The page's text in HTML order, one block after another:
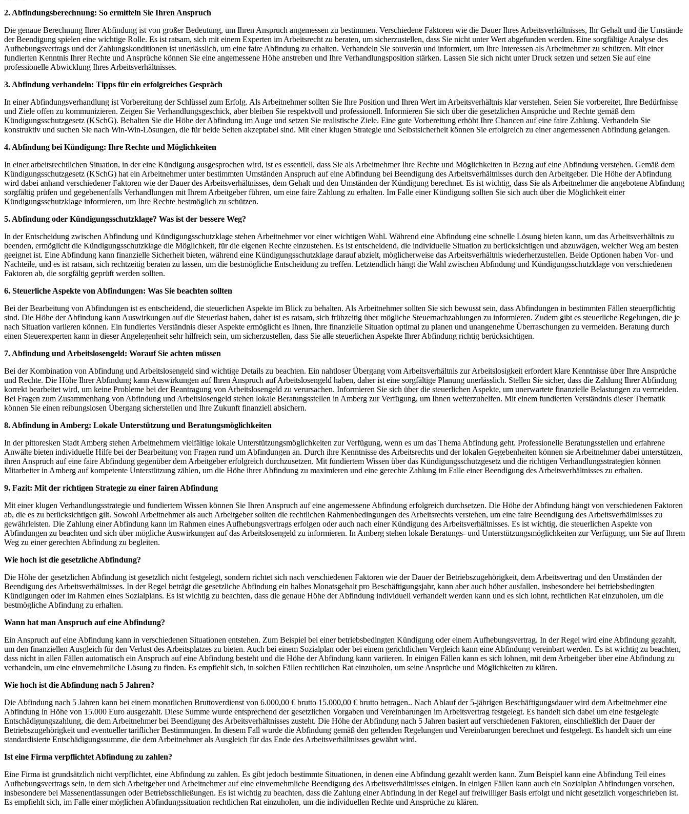
2. Abfindungsberechnung: So ermitteln Sie Ihren Anspruch
Die genaue Berechnung Ihrer Abfindung ist von großer Bedeutung, um Ihren Anspruch angemessen zu bestimmen. Verschiedene Faktoren wie die Dauer Ihres Arbeitsverhältnisses, Ihr Gehalt und die Umstände
der Beendigung spielen eine wichtige Rolle. Es ist ratsam, sich mit einem Experten im Arbeitsrecht zu beraten, um sicherzustellen, dass Sie nicht unter Wert abgefunden werden. Eine sorgfältige Analyse des
Aufhebungsvertrags und der Zahlungskonditionen ist unerlässlich, um eine faire Abfindung zu erhalten. Verhandeln Sie souverän und informiert, um Ihre Interessen als Arbeitnehmer zu schützen. Mit einer
fundierten Kenntnis Ihrer Rechte und Ansprüche können Sie eine angemessene Höhe anstreben und Ihre Verhandlungsposition stärken. Lassen Sie sich nicht unter Druck setzen und setzen Sie auf eine
professionelle Abwicklung Ihres Arbeitsverhältnisses.
3. Abfindung verhandeln: Tipps für ein erfolgreiches Gespräch
In einer Abfindungsverhandlung ist Vorbereitung der Schlüssel zum Erfolg. Als Arbeitnehmer sollten Sie Ihre Position und Ihren Wert im Arbeitsverhältnis klar verstehen. Seien Sie vorbereitet, Ihre Bedürfnisse
und Ziele offen zu kommunizieren. Zeigen Sie Verhandlungsgeschick, aber bleiben Sie respektvoll und professionell. Informieren Sie sich über die gesetzlichen Ansprüche und Rechte gemäß dem
Kündigungsschutzgesetz (KSchG). Behalten Sie die Höhe der Abfindung im Auge und setzen Sie realistische Ziele. Eine gute Vorbereitung erhöht Ihre Chancen auf eine faire Zahlung. Verhandeln Sie
konstruktiv und suchen Sie nach Win-Win-Lösungen, die für beide Seiten akzeptabel sind. Mit einer klugen Strategie und Selbstsicherheit können Sie erfolgreich zu einer angemessenen Abfindung gelangen.
4. Abfindung bei Kündigung: Ihre Rechte und Möglichkeiten
In einer arbeitsrechtlichen Situation, in der eine Kündigung ausgesprochen wird, ist es essentiell, dass Sie als Arbeitnehmer Ihre Rechte und Möglichkeiten in Bezug auf eine Abfindung verstehen. Gemäß dem
Kündigungsschutzgesetz (KSchG) hat ein Arbeitnehmer unter bestimmten Umständen Anspruch auf eine Abfindung bei Beendigung des Arbeitsverhältnisses durch den Arbeitgeber. Die Höhe der Abfindung
wird dabei anhand verschiedener Faktoren wie der Dauer des Arbeitsverhältnisses, dem Gehalt und den Umständen der Kündigung berechnet. Es ist wichtig, dass Sie als Arbeitnehmer die angebotene Abfindung
sorgfältig prüfen und gegebenenfalls Verhandlungen mit Ihrem Arbeitgeber führen, um eine faire Zahlung zu erhalten. Im Falle einer Kündigung sollten Sie sich auch über die Möglichkeit einer
Kündigungsschutzklage informieren, um Ihre Rechte bestmöglich zu schützen.
5. Abfindung oder Kündigungsschutzklage? Was ist der bessere Weg?
In der Entscheidung zwischen Abfindung und Kündigungsschutzklage stehen Arbeitnehmer vor einer wichtigen Wahl. Während eine Abfindung eine schnelle Lösung bieten kann, um das Arbeitsverhältnis zu
beenden, ermöglicht die Kündigungsschutzklage die Möglichkeit, für die eigenen Rechte einzustehen. Es ist entscheidend, die individuelle Situation zu berücksichtigen und abzuwägen, welcher Weg am besten
geeignet ist. Eine Abfindung kann finanzielle Sicherheit bieten, während eine Kündigungsschutzklage darauf abzielt, möglicherweise das Arbeitsverhältnis wiederherzustellen. Beide Optionen haben Vor- und
Nachteile, und es ist ratsam, sich rechtzeitig beraten zu lassen, um die bestmögliche Entscheidung zu treffen. Letztendlich hängt die Wahl zwischen Abfindung und Kündigungsschutzklage von verschiedenen
Faktoren ab, die sorgfältig geprüft werden sollten.
6. Steuerliche Aspekte von Abfindungen: Was Sie beachten sollten
Bei der Bearbeitung von Abfindungen ist es entscheidend, die steuerlichen Aspekte im Blick zu behalten. Als Arbeitnehmer sollten Sie sich bewusst sein, dass Abfindungen in bestimmten Fällen steuerpflichtig
sind. Die Höhe der Abfindung kann Auswirkungen auf die Steuerlast haben, daher ist es ratsam, sich frühzeitig über mögliche Steuernachzahlungen zu informieren. Zudem gibt es steuerliche Regelungen, die je
nach Situation variieren können. Ein fundiertes Verständnis dieser Aspekte ermöglicht es Ihnen, Ihre finanzielle Situation optimal zu planen und unangenehme Überraschungen zu vermeiden. Beratung durch
einen Steuerexperten kann in dieser Angelegenheit sehr hilfreich sein, um sicherzustellen, dass Sie alle steuerlichen Aspekte Ihrer Abfindung richtig berücksichtigen.
7. Abfindung und Arbeitslosengeld: Worauf Sie achten müssen
Bei der Kombination von Abfindung und Arbeitslosengeld sind wichtige Details zu beachten. Ein nahtloser Übergang vom Arbeitsverhältnis zur Arbeitslosigkeit erfordert klare Kenntnisse über Ihre Ansprüche
und Rechte. Die Höhe Ihrer Abfindung kann Auswirkungen auf Ihren Anspruch auf Arbeitslosengeld haben, daher ist eine sorgfältige Planung unerlässlich. Stellen Sie sicher, dass die Zahlung Ihrer Abfindung
korrekt bearbeitet wird, um keine Probleme bei der Beantragung von Arbeitslosengeld zu verursachen. Informieren Sie sich über die steuerlichen Aspekte, um unerwartete finanzielle Belastungen zu vermeiden.
Bei Fragen zum Zusammenhang von Abfindung und Arbeitslosengeld stehen lokale Beratungsstellen in Amberg zur Verfügung, um Ihnen weiterzuhelfen. Mit einem fundierten Verständnis dieser Thematik
können Sie einen reibungslosen Übergang sicherstellen und Ihre Zukunft finanziell absichern.
8. Abfindung in Amberg: Lokale Unterstützung und Beratungsmöglichkeiten
In der pittoresken Stadt Amberg stehen Arbeitnehmern vielfältige lokale Unterstützungsmöglichkeiten zur Verfügung, wenn es um das Thema Abfindung geht. Professionelle Beratungsstellen und erfahrene
Anwälte bieten individuelle Hilfe bei der Bearbeitung von Fragen rund um Abfindungen an. Durch ihre Kenntnisse des Arbeitsrechts und der lokalen Gegebenheiten können sie Arbeitnehmer dabei unterstützen,
ihren Anspruch auf eine faire Abfindung gegenüber dem Arbeitgeber erfolgreich durchzusetzen. Mit fundiertem Wissen über das Kündigungsschutzgesetz und die richtigen Verhandlungsstrategien können
Mitarbeiter in Amberg auf kompetente Unterstützung zählen, um die Höhe ihrer Abfindung zu maximieren und eine gerechte Zahlung im Falle einer Beendigung des Arbeitsverhältnisses zu erhalten.
9. Fazit: Mit der richtigen Strategie zu einer fairen Abfindung
Mit einer klugen Verhandlungsstrategie und fundiertem Wissen können Sie Ihren Anspruch auf eine angemessene Abfindung erfolgreich durchsetzen. Die Höhe der Abfindung hängt von verschiedenen Faktoren
ab, die es zu berücksichtigen gilt. Sowohl Arbeitnehmer als auch Arbeitgeber sollten die rechtlichen Rahmenbedingungen des Arbeitsrechts verstehen, um eine faire Beendigung des Arbeitsverhältnisses zu
gewährleisten. Die Zahlung einer Abfindung kann im Rahmen eines Aufhebungsvertrags erfolgen oder auch nach einer Kündigung des Arbeitsverhältnisses. Es ist wichtig, die steuerlichen Aspekte von
Abfindungen zu beachten und sich über mögliche Auswirkungen auf das Arbeitslosengeld zu informieren. In Amberg stehen lokale Beratungs- und Unterstützungsmöglichkeiten zur Verfügung, um Sie auf Ihrem
Weg zu einer gerechten Abfindung zu begleiten.
Wie hoch ist die gesetzliche Abfindung?
Die Höhe der gesetzlichen Abfindung ist gesetzlich nicht festgelegt, sondern richtet sich nach verschiedenen Faktoren wie der Dauer der Betriebszugehörigkeit, dem Arbeitsvertrag und den Umständen der
Beendigung des Arbeitsverhältnisses. In der Regel beträgt die gesetzliche Abfindung ein halbes Monatsgehalt pro Beschäftigungsjahr, kann aber auch höher ausfallen, insbesondere bei betriebsbedingten
Kündigungen oder im Rahmen eines Sozialplans. Es ist wichtig zu beachten, dass die genaue Höhe der Abfindung individuell verhandelt werden kann und es sich lohnt, rechtlichen Rat einzuholen, um die
bestmögliche Abfindung zu erhalten.
Wann hat man Anspruch auf eine Abfindung?
Ein Anspruch auf eine Abfindung kann in verschiedenen Situationen entstehen. Zum Beispiel bei einer betriebsbedingten Kündigung oder einem Aufhebungsvertrag. In der Regel wird eine Abfindung gezahlt,
um den finanziellen Ausgleich für den Verlust des Arbeitsplatzes zu bieten. Auch bei einem Sozialplan oder bei einem gerichtlichen Vergleich kann eine Abfindung vereinbart werden. Es ist wichtig zu beachten,
dass nicht in allen Fällen automatisch ein Anspruch auf eine Abfindung besteht und die Höhe der Abfindung kann variieren. In einigen Fällen kann es sich lohnen, mit dem Arbeitgeber über eine Abfindung zu
verhandeln, um eine einvernehmliche Lösung zu finden. Es empfiehlt sich, in solchen Fällen rechtlichen Rat einzuholen, um seine Ansprüche und Möglichkeiten zu klären.
Wie hoch ist die Abfindung nach 5 Jahren?
Die Abfindung nach 5 Jahren kann bei einem monatlichen Bruttoverdienst von 6.000,00 € brutto 15.000,00 € brutto betragen.. Nach Ablauf der 5-jährigen Beschäftigungsdauer wird dem Arbeitnehmer eine
Abfindung in Höhe von 15.000 Euro ausgezahlt. Diese Summe wurde entsprechend der gesetzlichen Vorgaben und Vereinbarungen im Arbeitsvertrag festgelegt. Es handelt sich dabei um eine festgelegte
Entschädigungszahlung, die dem Arbeitnehmer bei Beendigung des Arbeitsverhältnisses zusteht. Die Höhe der Abfindung nach 5 Jahren basiert auf verschiedenen Faktoren, einschließlich der Dauer der
Betriebszugehörigkeit und eventueller tariflicher Bestimmungen. In diesem Fall wurde die Abfindung gemäß den geltenden Regelungen und Vereinbarungen berechnet und festgelegt. Es handelt sich um eine
standardisierte Entschädigungssumme, die dem Arbeitnehmer als Ausgleich für das Ende des Arbeitsverhältnisses gewährt wird.
Ist eine Firma verpflichtet Abfindung zu zahlen?
Eine Firma ist grundsätzlich nicht verpflichtet, eine Abfindung zu zahlen. Es gibt jedoch bestimmte Situationen, in denen eine Abfindung gezahlt werden kann. Zum Beispiel kann eine Abfindung Teil eines
Aufhebungsvertrags sein, in dem sich Arbeitgeber und Arbeitnehmer auf eine einvernehmliche Beendigung des Arbeitsverhältnisses einigen. In einigen Fällen kann auch ein Sozialplan Abfindungen vorsehen,
insbesondere bei Massenentlassungen oder Betriebsschließungen. Es ist wichtig zu beachten, dass die Zahlung einer Abfindung in der Regel auf freiwilliger Basis erfolgt und nicht gesetzlich vorgeschrieben ist.
Es empfiehlt sich, im Falle einer möglichen Abfindungssituation rechtlichen Rat einzuholen, um die individuellen Rechte und Ansprüche zu klären.